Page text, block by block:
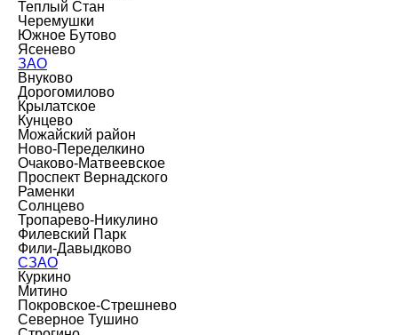
Теплый Стан
Черемушки
Южное Бутово
Ясенево
ЗАО
Внуково
Дорогомилово
Крылатское
Кунцево
Можайский район
Ново-Переделкино
Очаково-Матвеевское
Проспект Вернадского
Раменки
Солнцево
Тропарево-Никулино
Филевский Парк
Фили-Давыдково
СЗАО
Куркино
Митино
Покровское-Стрешнево
Северное Тушино